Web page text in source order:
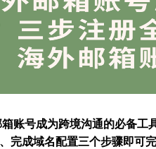
账号成为跨境沟通的必备工
完成域名配置三个步骤即可